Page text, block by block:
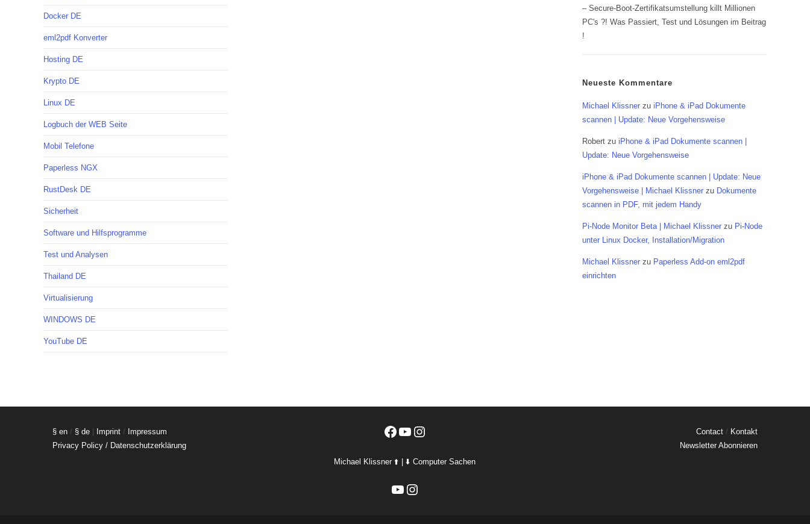
Docker DE
eml2pdf Konverter
Hosting DE
Krypto DE
Linux DE
Logbuch der WEB Seite
Mobil Telefone
Paperless NGX
RustDesk DE
Sicherheit
Software und Hilfsprogramme
Test und Analysen
Thailand DE
Virtualisierung
WINDOWS DE
YouTube DE
– Secure-Boot-Zertifikatsumstellung killt Millionen
PC's ?! Was Passiert, Test und Lösungen im Beitrag
!
Neueste Kommentare
Michael Klissner zu iPhone & iPad Dokumente
scannen | Update: Neue Vorgehensweise
Robert zu iPhone & iPad Dokumente scannen |
Update: Neue Vorgehensweise
iPhone & iPad Dokumente scannen | Update: Neue
Vorgehensweise | Michael Klissner zu Dokumente
scannen in PDF, mit jedem Handy
Pi-Node Monitor Beta | Michael Klissner zu Pi-Node
unter Linux Docker, Installation/Migration
Michael Klissner zu Paperless Add-on eml2pdf
einrichten
§ en / § de Imprint / Impressum
Privacy Policy / Datenschutzerklärung
Facebook
YouTubeInstagram
Michael Klissner ⬆️ | ⬇️ Computer Sachen
YouTubeInstagram
Contact/ Kontakt
Newsletter Abonnieren